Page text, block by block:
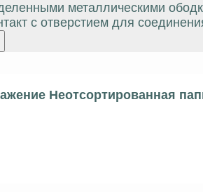
металлическими
с отверстием для
Неотсортированная